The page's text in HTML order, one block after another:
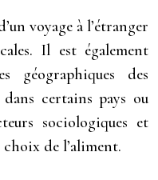
voyage à l’étranger
Il est également
géographiques des
certains pays ou
sociologiques et
de l’aliment.